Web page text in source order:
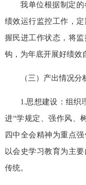
我单位根据制定
绩效运行监控工作，
握民进工作状态，将
钩，为年底开展好绩效
（三）产出情况分
1.思想建设：组织
进“学规定、强作风、
四中全会精神为重点
以会史学习教育为主
传统。